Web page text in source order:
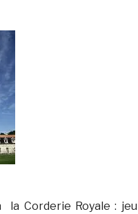
Corderie Royale : jeu